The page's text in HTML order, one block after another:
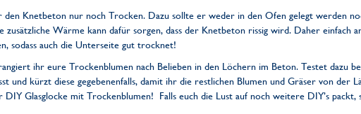
den Knetbeton nur noch Trocken. Dazu sollte er weder in den Ofen gelegt werden
zusätzliche Wärme kann dafür sorgen, dass der Knetbeton rissig wird. Daher einfach
sodass auch die Unterseite gut trocknet!
ihr eure Trockenblumen nach Belieben in den Löchern im Beton. Testet dazu
und kürzt diese gegebenenfalls, damit ihr die restlichen Blumen und Gräser von der
Glasglocke mit Trockenblumen! Falls euch die Lust auf noch weitere DIY’s packt,